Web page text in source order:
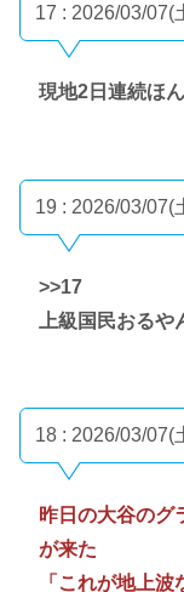
17 : 2026/03/07(
現地2日連続ほ
19 : 2026/03/07(
>>17
上級国民おるや
18 : 2026/03/07(
昨日の大谷のグ
が来た
「これが地上